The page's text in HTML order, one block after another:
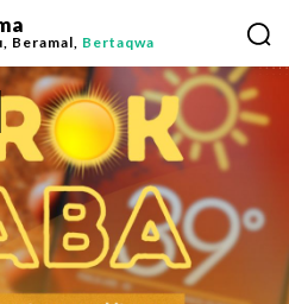
Beramal, Bertaqwa